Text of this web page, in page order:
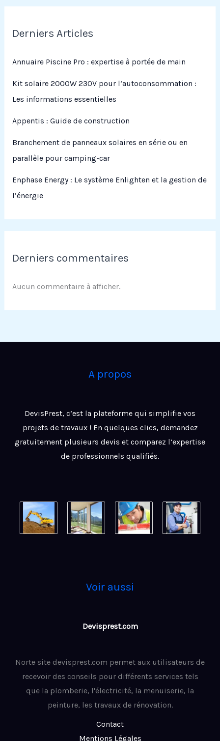
Derniers Articles
Annuaire Piscine Pro : expertise à portée de main
Kit solaire 2000W 230V pour l’autoconsommation :
Les informations essentielles
Appentis : Guide de construction
Branchement de panneaux solaires en série ou en
parallèle pour camping-car
Enphase Energy : Le système Enlighten et la gestion de
l’énergie
Derniers commentaires
Aucun commentaire à afficher.
A propos
DevisPrest, c’est la plateforme qui simplifie vos
projets de travaux ! En quelques clics, demandez
gratuitement plusieurs devis et comparez l’expertise
de professionnels qualifiés.
Voir aussi
Devisprest.com
Norte site devisprest.com permet aux utilisateurs de
recevoir des conseils pour différents services tels
que la plomberie, l'électricité, la menuiserie, la
peinture, les travaux de rénovation.
Contact
Mentions Légales